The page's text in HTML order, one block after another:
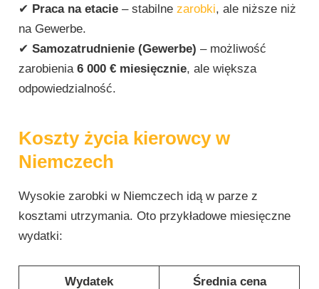
✔ Praca na etacie – stabilnezarobki, ale niższe niż
na Gewerbe.
✔Samozatrudnienie (Gewerbe) – możliwość
zarobienia6 000 € miesięcznie, ale większa
odpowiedzialność.
Koszty życia kierowcy w
Niemczech
Wysokie zarobki w Niemczech idą w parze z
kosztami utrzymania. Oto przykładowe miesięczne
wydatki:
Wydatek Średnia cena